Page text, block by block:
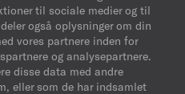
til sociale medier og til
også oplysninger om din
vores partnere inden for
og analysepartnere.
disse data med andre
eller som de har indsamlet